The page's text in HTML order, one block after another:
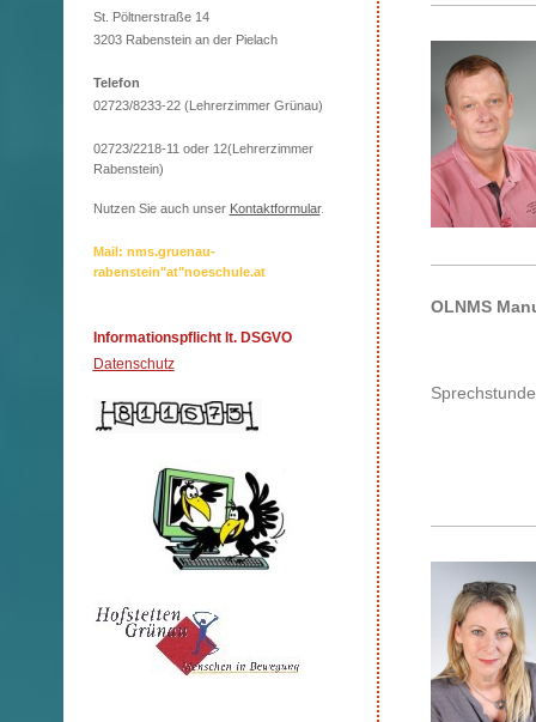
OLNMS
St. Pöltnerstraße 14
3203 Rabenstein an der Pielach
Telefon
02723/8233-22 (Lehrerzimmer Grünau)
02723/2218-11 oder 12(Lehrerzimmer
Rabenstein)
Nutzen Sie auch unser Kontaktformular.
Mail: nms.gruenau-
rabenstein"at"noeschule.at
Informationspflicht lt. DSGVO
Datenschutz